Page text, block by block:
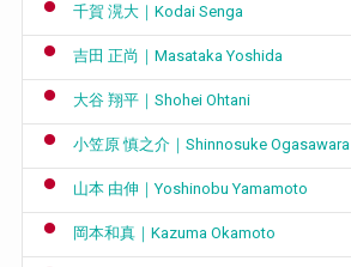
千賀 滉大｜Kodai Senga
吉田 正尚｜Masataka Yoshida
大谷 翔平｜Shohei Ohtani
小笠原 慎之介｜Shinnosuke Ogasawara
山本 由伸｜Yoshinobu Yamamoto
岡本和真｜Kazuma Okamoto